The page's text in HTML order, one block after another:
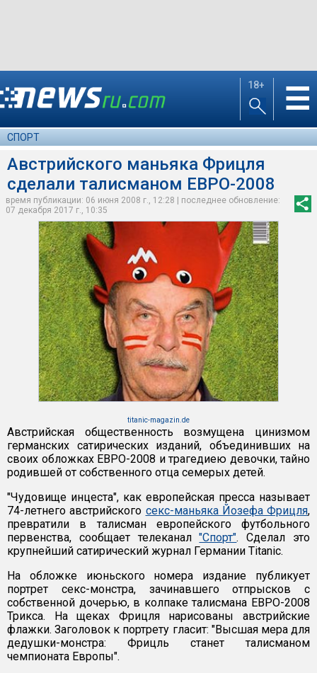
18+ ☰
СПОРТ
Австрийского маньяка Фрицля
сделали талисманом ЕВРО-2008
время публикации: 06 июня 2008 г., 12:28 | последнее обновление:
07 декабря 2017 г., 10:35
titanic-magazin.de
Австрийская общественность возмущена цинизмом
германских сатирических изданий, объединивших на
своих обложках ЕВРО-2008 и трагедиею девочки, тайно
родившей от собственного отца семерых детей.
"Чудовище инцеста", как европейская пресса называет
74-летнего австрийского секс-маньяка Йозефа Фрицля,
превратили в талисман европейского футбольного
первенства, сообщает телеканал"Спорт". Сделал это
крупнейший сатирический журнал Германии Titanic.
На обложке июньского номера издание публикует
портрет секс-монстра, зачинавшего отпрысков с
собственной дочерью, в колпаке талисмана ЕВРО-2008
Трикса. На щеках Фрицля нарисованы австрийские
флажки. Заголовок к портрету гласит: "Высшая мера для
дедушки-монстра: Фрицль станет талисманом
чемпионата Европы".